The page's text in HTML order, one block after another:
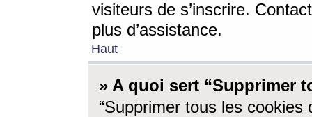
visiteurs de s’inscrire.
plus d’assistance.
Haut
» A quoi sert “Supprimer
“Supprimer tous les cookies